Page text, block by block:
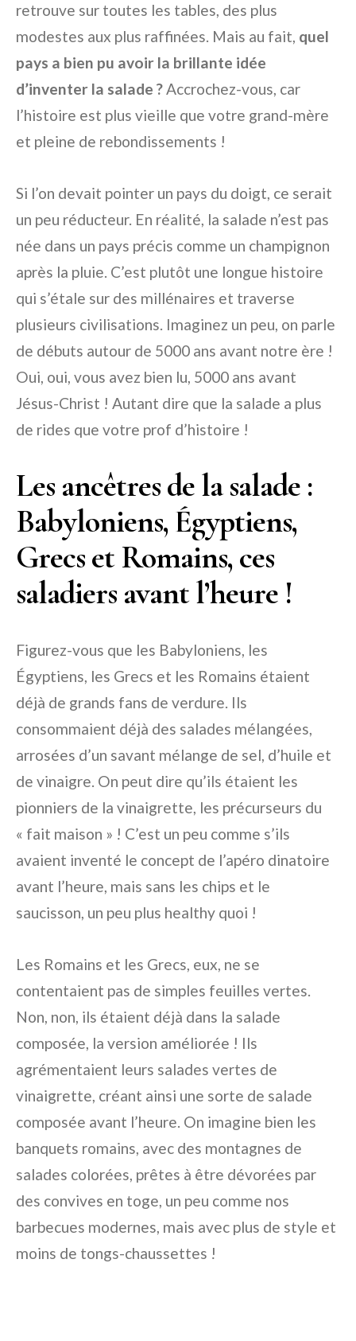
retrouve sur toutes les tables, des plus
modestes aux plus raffinées. Mais au fait, quel
pays a bien pu avoir la brillante idée
d’inventer la salade ? Accrochez-vous, car
l’histoire est plus vieille que votre grand-mère
et pleine de rebondissements !
Si l’on devait pointer un pays du doigt, ce serait
un peu réducteur. En réalité, la salade n’est pas
née dans un pays précis comme un champignon
après la pluie. C’est plutôt une longue histoire
qui s’étale sur des millénaires et traverse
plusieurs civilisations. Imaginez un peu, on parle
de débuts autour de 5000 ans avant notre ère !
Oui, oui, vous avez bien lu, 5000 ans avant
Jésus-Christ ! Autant dire que la salade a plus
de rides que votre prof d’histoire !
Les ancêtres de la salade :
Babyloniens, Égyptiens,
Grecs et Romains, ces
saladiers avant l’heure !
Figurez-vous que les Babyloniens, les
Égyptiens, les Grecs et les Romains étaient
déjà de grands fans de verdure. Ils
consommaient déjà des salades mélangées,
arrosées d’un savant mélange de sel, d’huile et
de vinaigre. On peut dire qu’ils étaient les
pionniers de la vinaigrette, les précurseurs du
« fait maison » ! C’est un peu comme s’ils
avaient inventé le concept de l’apéro dinatoire
avant l’heure, mais sans les chips et le
saucisson, un peu plus healthy quoi !
Les Romains et les Grecs, eux, ne se
contentaient pas de simples feuilles vertes.
Non, non, ils étaient déjà dans la salade
composée, la version améliorée ! Ils
agrémentaient leurs salades vertes de
vinaigrette, créant ainsi une sorte de salade
composée avant l’heure. On imagine bien les
banquets romains, avec des montagnes de
salades colorées, prêtes à être dévorées par
des convives en toge, un peu comme nos
barbecues modernes, mais avec plus de style et
moins de tongs-chaussettes !